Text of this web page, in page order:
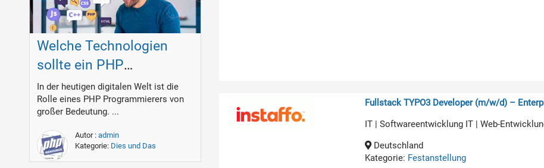
Fullstack TYPO3 Developer (m/w/d) –
IT | Softwareentwicklung IT | Web-
Deutschland
Kategorie: Festanstellung
Welche Technologien
sollte ein PHP
Programmierer
beherrschen?
In der heutigen digitalen Welt ist die
Rolle eines PHP Programmierers von
großer Bedeutung. ...
Autor : admin
Kategorie: Dies und Das